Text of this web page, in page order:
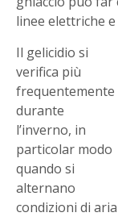
linee elettriche
Il gelicidio si
verifica più
frequentemente
durante
l’inverno, in
particolar modo
quando si
alternano
condizioni di aria